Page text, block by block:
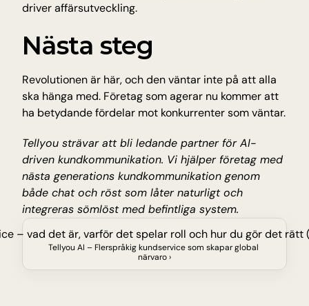
driver affärsutveckling.
Nästa steg
Revolutionen är här, och den väntar inte på att alla
ska hänga med. Företag som agerar nu kommer att
ha betydande fördelar mot konkurrenter som väntar.
Tellyou strävar att bli ledande partner för AI-
driven kundkommunikation. Vi hjälper företag med
nästa generations kundkommunikation genom
både chat och röst som låter naturligt och
integreras sömlöst med befintliga system.
– vad det är, varför det spelar roll och hur du gör det rätt
Tellyou AI – Flerspråkig kundservice som skapar global
närvaro ›